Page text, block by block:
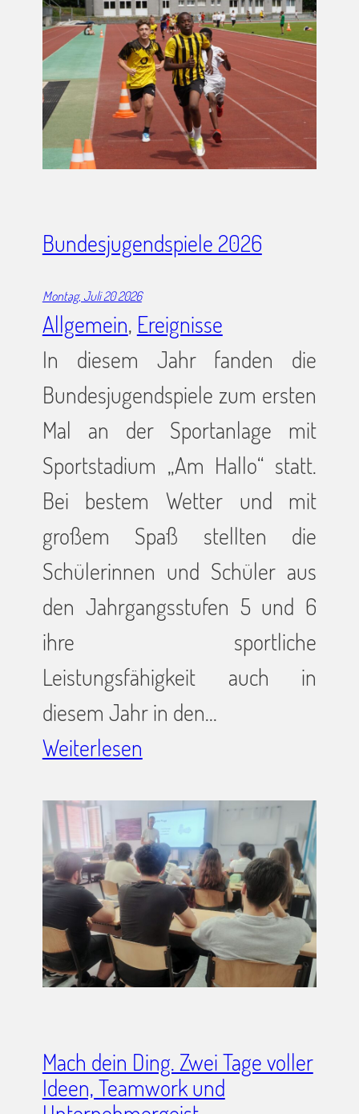
Bundesjugendspiele 2026
Montag, Juli 20 2026
Allgemein, Ereignisse
In diesem Jahr fanden die
Bundesjugendspiele zum ersten
Mal an der Sportanlage mit
Sportstadium „Am Hallo“ statt.
Bei bestem Wetter und mit
großem Spaß stellten die
Schülerinnen und Schüler aus
den Jahrgangsstufen 5 und 6
ihre sportliche
Leistungsfähigkeit auch in
diesem Jahr in den…
Weiterlesen
Mach dein Ding. Zwei Tage voller
Ideen, Teamwork und